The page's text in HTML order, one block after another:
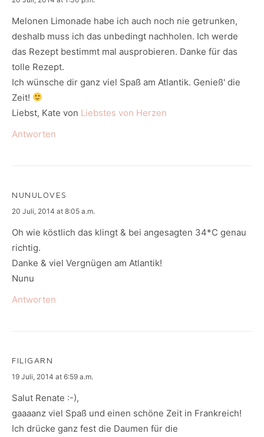
Melonen Limonade habe ich auch noch nie getrunken,
deshalb muss ich das unbedingt nachholen. Ich werde
das Rezept bestimmt mal ausprobieren. Danke für das
tolle Rezept.
Ich wünsche dir ganz viel Spaß am Atlantik. Genieß' die
Zeit!
Liebst, Kate von Liebstes von Herzen
Antworten
NUNULOVES
says:
20 Juli, 2014 at 8:05 a.m.
Oh wie köstlich das klingt & bei angesagten 34*C genau
richtig.
Danke & viel Vergnügen am Atlantik!
Nunu
Antworten
FILIGARN
says:
19 Juli, 2014 at 6:59 a.m.
Salut Renate :-),
gaaaanz viel Spaß und einen schöne Zeit in Frankreich!
Ich drücke ganz fest die Daumen für die